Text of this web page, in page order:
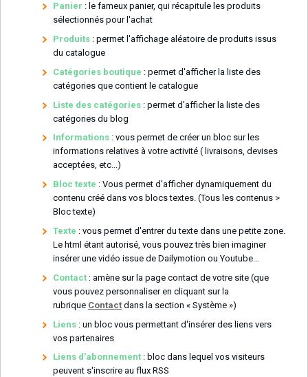
Panier : le fameux panier, qui récapitule les produits
sélectionnés pour l'achat
Produits : permet l'affichage aléatoire de produits issus
du catalogue
Catégories boutique : permet d'afficher la liste des
catégories que contient le catalogue
Liste des catégories : permet d'afficher la liste des
catégories du blog
Informations : vous permet de créer un bloc sur les
informations relatives à votre activité ( livraisons, devises
acceptées, etc...)
Bloc texte : Vous permet d'afficher dynamiquement du
contenu créé dans vos blocs textes. (Tous les contenus >
Bloc texte)
Texte : vous permet d'entrer du texte dans une petite zone.
Le html étant autorisé, vous pouvez très bien imaginer
insérer une vidéo issue de Dailymotion ou Youtube...
Contact : amène sur la page contact de votre site (que
vous pouvez personnaliser en cliquant sur la
rubrique Contact dans la section « Système »)
Liens : un bloc vous permettant d'insérer des liens vers
vos partenaires
Liens d'abonnement : bloc dans lequel vos visiteurs
peuvent s'inscrire au flux RSS